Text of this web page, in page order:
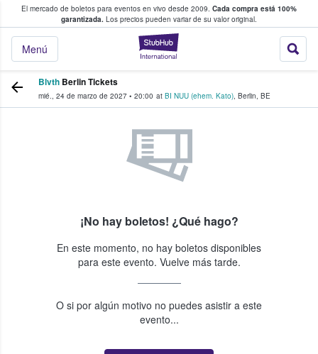
El mercado de boletos para eventos en vivo desde 2009. Cada compra está 100%
garantizada. Los precios pueden variar de su valor original.
StubHub: donde
Menú
fans compran y venden boletos
Blvth Berlin Tickets
mié., 24 de marzo de 2027 • 20:00 at BI NUU (ehem. Kato), Berlin, BE
¡No hay boletos! ¿Qué hago?
En este momento, no hay boletos disponibles
para este evento. Vuelve más tarde.
O si por algún motivo no puedes asistir a este
evento...